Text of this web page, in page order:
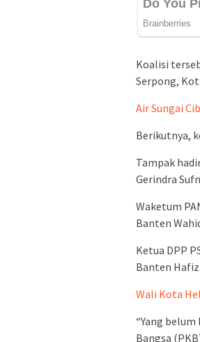
Koalisi
Serpong,
Air Sungai
Berikutnya,
Tampak
Gerindra
Waketum
Banten
Ketua DPP
Banten Hafiz.
Wali Kota
“Yang
Bangsa